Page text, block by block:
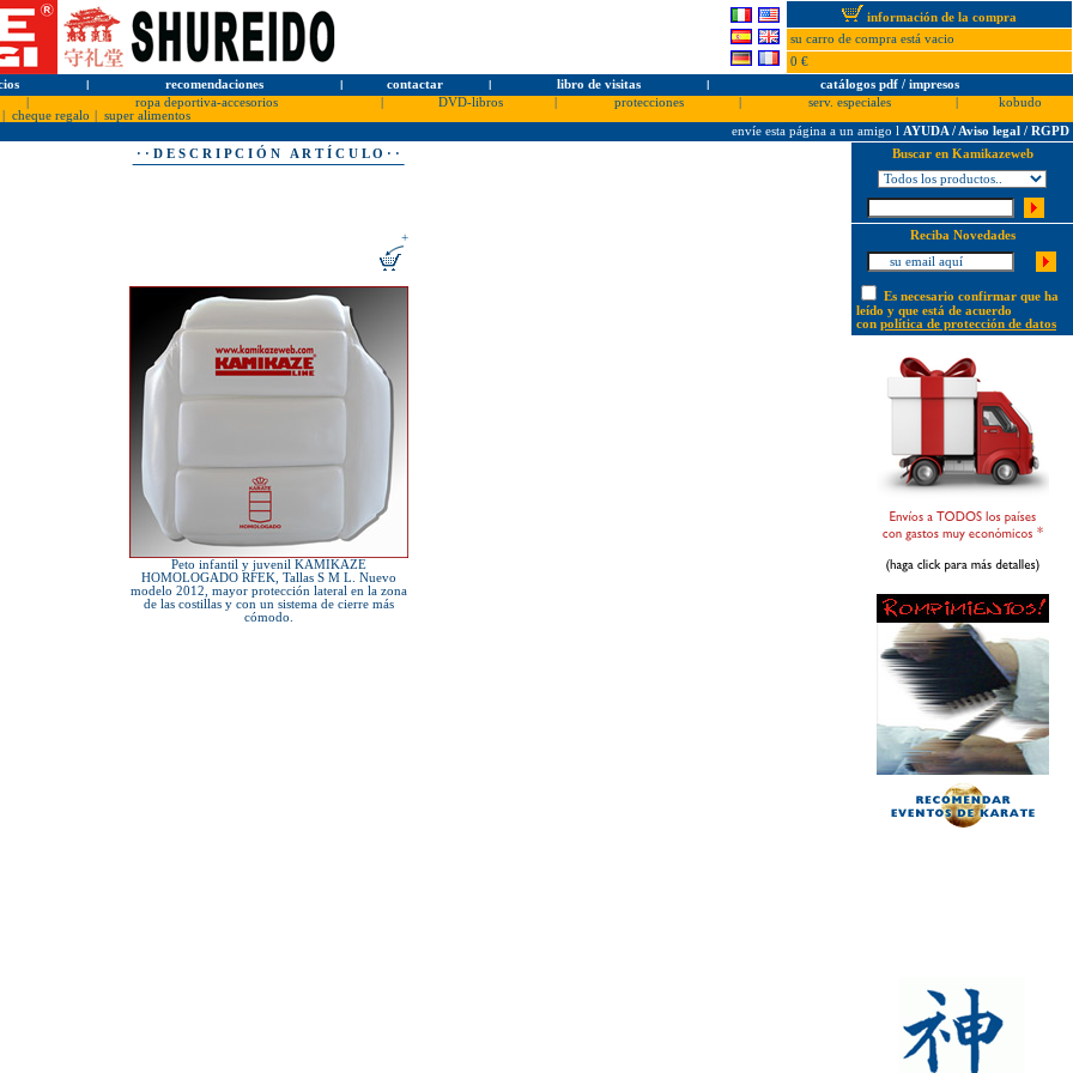
información de la compra
su carro de compra está vacio
0 €
l recomendaciones l contactar l libro de visitas l
catálogos pdf / impresos
ropa deportiva-accesorios DVD-libros protecciones serv. especiales
kobudo
cheque regalo
super alimentos
envíe esta página a un amigo l AYUDA / Aviso legal / RGPD
· · D E S C R I P C I Ó N A R T Í C U L O · ·
+
Peto infantil y juvenil KAMIKAZE
HOMOLOGADO RFEK, Tallas S M L. Nuevo
modelo 2012, mayor protección lateral en la zona
de las costillas y con un sistema de cierre más
cómodo.
Buscar en Kamikazeweb
Reciba Novedades
Es necesario confirmar que ha
leído y que está de acuerdo
con política de protección de datos